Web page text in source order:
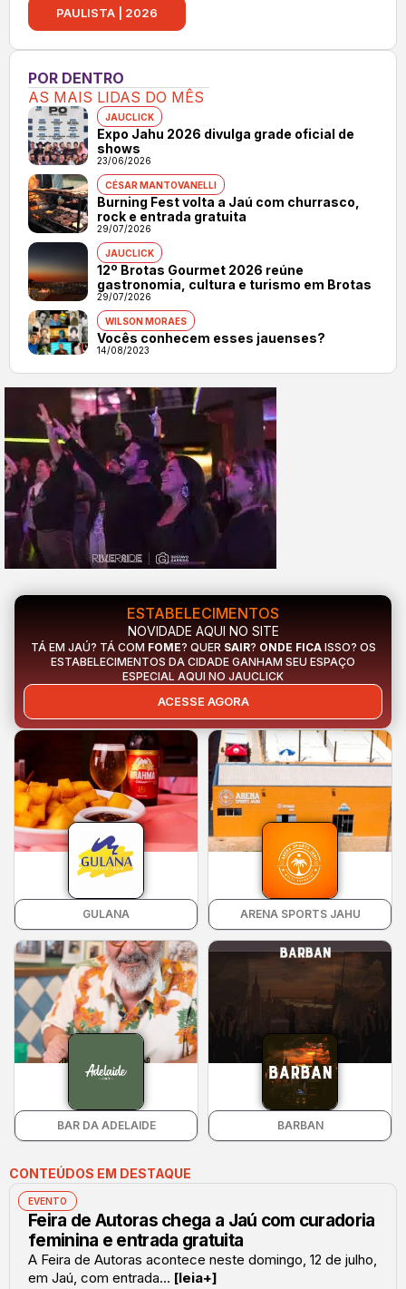
PAULISTA | 2026
POR DENTRO
AS MAIS LIDAS DO MÊS
JAUCLICK
Expo Jahu 2026 divulga grade oficial de
shows
23/06/2026
CÉSAR MANTOVANELLI
Burning Fest volta a Jaú com churrasco,
rock e entrada gratuita
29/07/2026
JAUCLICK
12º Brotas Gourmet 2026 reúne
gastronomia, cultura e turismo em Brotas
29/07/2026
WILSON MORAES
Vocês conhecem esses jauenses?
14/08/2023
GULANA ARENA SPORTS JAHU
BAR DA ADELAIDE BARBAN
ESTABELECIMENTOS
NOVIDADE AQUI NO SITE
TÁ EM JAÚ? TÁ COM FOME? QUER SAIR? ONDE FICAISSO? OS
ESTABELECIMENTOS DA CIDADE GANHAM SEU ESPAÇO
ESPECIAL AQUI NO JAUCLICK
ACESSE AGORA
CONTEÚDOS EM DESTAQUE
EVENTO
Feira de Autoras chega a Jaú com curadoria
feminina e entrada gratuita
A Feira de Autoras acontece neste domingo, 12 de julho,
em Jaú, com entrada... [leia+]